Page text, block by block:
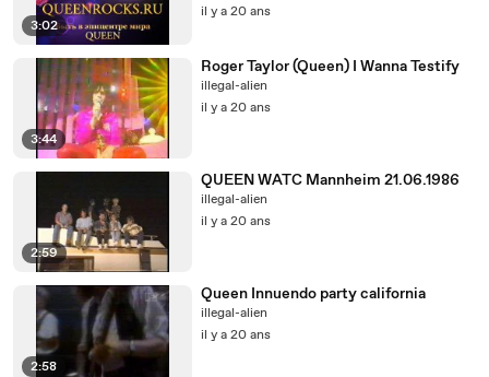
3:02
il y a 20 ans
3:44
Roger Taylor (Queen) I Wanna Testify
illegal-alien
il y a 20 ans
2:59
QUEEN WATC Mannheim 21.06.1986
illegal-alien
il y a 20 ans
2:58
Queen Innuendo party california
illegal-alien
il y a 20 ans